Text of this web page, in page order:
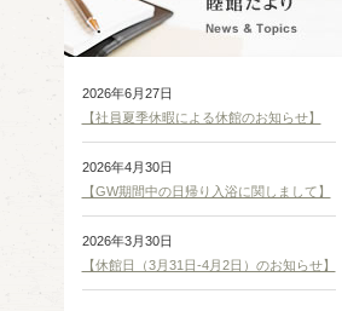
2026年6月27日
【社員夏季休暇による休館のお知らせ】
2026年4月30日
【GW期間中の日帰り入浴に関しまして】
2026年3月30日
【休館日（3月31日-4月2日）のお知らせ】